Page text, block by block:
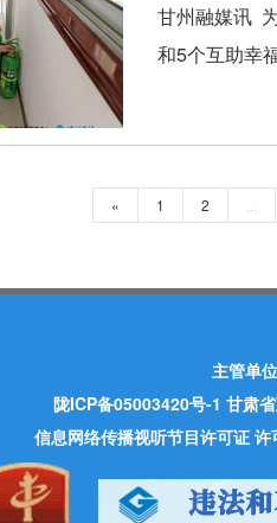
甘州融媒讯
和5个互助幸
« 1 2
主管单
陇ICP备05003420号-1 甘肃
信息网络传播视听节目许可证